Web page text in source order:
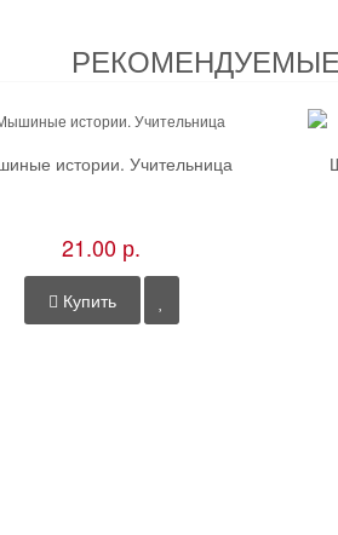
истории. Учительница
21.00 р.
Купить